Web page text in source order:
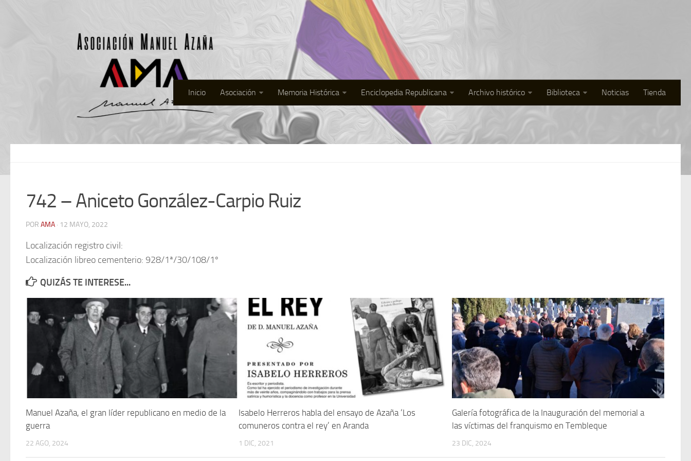
Inicio Asociación Memoria Histórica Enciclopedia Republicana Archivo histórico Biblioteca Noticias Tienda
742 – Aniceto González-Carpio Ruiz
POR AMA · 12 MAYO, 2022
Localización registro civil:
Localización libreo cementerio: 928/1ª/30/108/1º
QUIZÁS TE INTERESE...
Manuel Azaña, el gran líder republicano en medio de la
guerra
22 AGO, 2024
Isabelo Herreros habla del ensayo de Azaña ‘Los
comuneros contra el rey’ en Aranda
1 DIC, 2021
Galería fotográfica de la Inauguración del memorial a
las víctimas del franquismo en Tembleque
23 DIC, 2024